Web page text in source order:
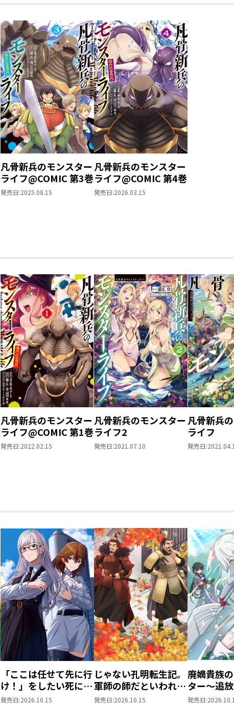
凡骨新兵のモンスター
ライフ@COMIC 第3巻
発売日:2025.08.15
凡骨新兵のモンスター
ライフ@COMIC 第4巻
発売日:2026.03.15
凡骨新兵のモンスター
ライフ@COMIC 第1巻
発売日:2022.02.15
凡骨新兵のモンスター
ライフ2
発売日:2021.07.10
凡骨新兵
ライフ
発売日:
「ここは任せて先に行
け！」をしたい死にた
がりの望まぬ宇宙下剋
発売日:2026.10.15
じゃない孔明転生記。
軍師の師だといわれま
しても@COMIC 第3巻
発売日:2026.10.15
廃嫡貴族
ター～追
が、『スキ
発売日: